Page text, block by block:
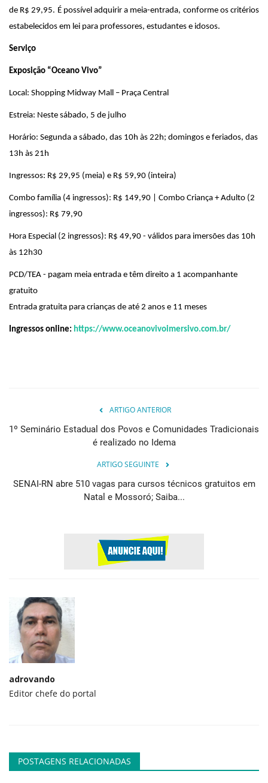
de R$ 29,95. É possível adquirir a meia-entrada, conforme os critérios
estabelecidos em lei para professores, estudantes e idosos.
Serviço
Exposição “Oceano Vivo”
Local: Shopping Midway Mall – Praça Central
Estreia: Neste sábado, 5 de julho
Horário: Segunda a sábado, das 10h às 22h; domingos e feriados, das
13h às 21h
Ingressos: R$ 29,95 (meia) e R$ 59,90 (inteira)
Combo família (4 ingressos): R$ 149,90 | Combo Criança + Adulto (2
ingressos): R$ 79,90
Hora Especial (2 ingressos): R$ 49,90 - válidos para imersões das 10h
às 12h30
PCD/TEA - pagam meia entrada e têm direito a 1 acompanhante
gratuito
Entrada gratuita para crianças de até 2 anos e 11 meses
Ingressos online: https://www.oceanovivoimersivo.com.br/
ARTIGO ANTERIOR
1º Seminário Estadual dos Povos e Comunidades Tradicionais
é realizado no Idema
ARTIGO SEGUINTE
SENAI-RN abre 510 vagas para cursos técnicos gratuitos em
Natal e Mossoró; Saiba...
adrovando
Editor chefe do portal
POSTAGENS RELACIONADAS